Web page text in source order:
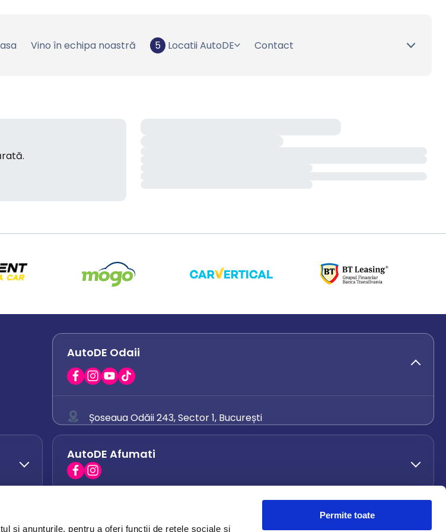
și anunțurile, pentru a oferi funcții de rețele sociale și
Permite toate
Vino în echipa noastră 5 Locatii AutoDE Contact
AutoDE Odaii
Șoseaua Odăii 243, Sector 1, București
0742 444 194
office.odaii@autode.ro
AutoDE Afumati